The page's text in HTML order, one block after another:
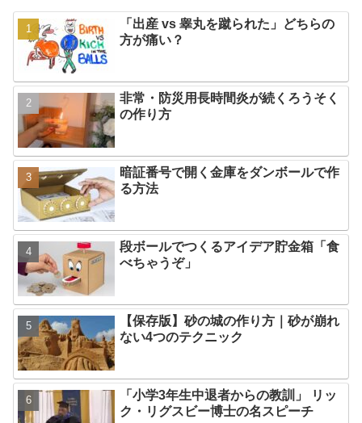
「出産 vs 睾丸を蹴られた」どちらの
方が痛い？
非常・防災用長時間炎が続くろうそく
の作り方
暗証番号で開く金庫をダンボールで作
る方法
段ボールでつくるアイデア貯金箱「食
べちゃうぞ」
【保存版】砂の城の作り方｜砂が崩れ
ない4つのテクニック
「小学3年生中退者からの教訓」 リッ
ク・リグスビー博士の名スピーチ